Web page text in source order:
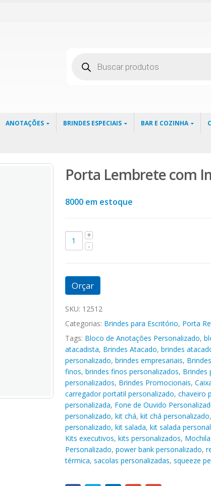
produtos
ANOTAÇÕES BRINDES ESPECIAIS BAR E COZINHA
Porta Lembrete com
8000 em estoque
Orçar
SKU: 12512
Categorias: Brindes para Escritório, Porta
Tags: Bloco de Anotações Personalizado,
atacadista, Brindes Atacado, brindes
personalizado, brindes empresariais,
finos, brindes finos personalizados, Brindes
personalizados, Brindes Promocionais,
carregador portatil personalizado, chaveiro
personalizada, Fone de Ouvido
personalizado, kit chá, kit chá personalizado,
personalizado, kit salada, kit salada
Kits executivos, kits personalizados,
Personalizado, power bank personalizado,
térmica, sacolas personalizadas, squeeze